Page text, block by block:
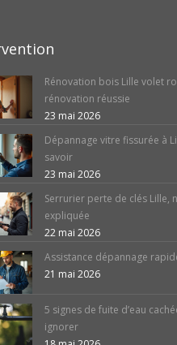
Rénovation bois Lille volet
rénovation réussie
23 mai 2026
Dépannage vitre fissurée à
savoir
23 mai 2026
Serrurier perte de clés Lille,
expliquée
22 mai 2026
Assistance dépannage
21 mai 2026
5 signes de fuite d’eau
ignorer